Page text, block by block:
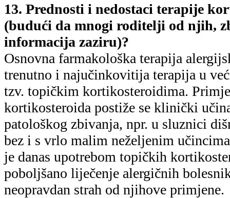
13. Prednosti i nedostaci terapije
(budući da mnogi roditelji od njih,
informacija zaziru)?
Osnovna farmakološka terapija
trenutno i najučinkovitija terapija u
tzv. topičkim kortikosteroidima.
kortikosteroida postiže se klinički
patološkog zbivanja, npr. u sluznici
bez i s vrlo malim neželjenim
je danas upotrebom topičkih
poboljšano liječenje alergičnih
neopravdan strah od njihove primjene.